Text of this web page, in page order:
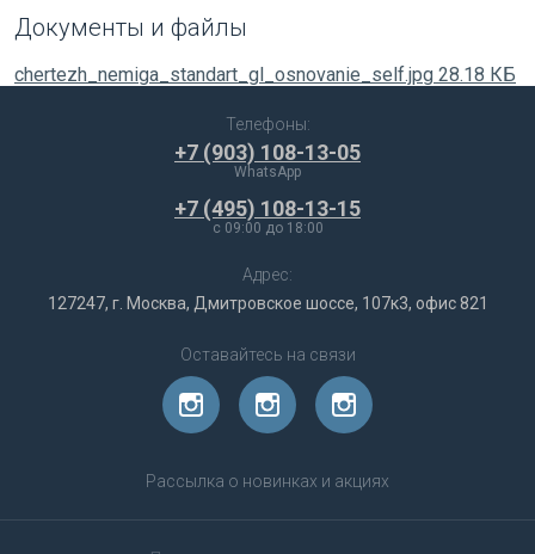
Документы и файлы
chertezh_nemiga_standart_gl_osnovanie_self.jpg 28.18 КБ
Телефоны:
+7 (903) 108-13-05
WhatsApp
+7 (495) 108-13-15
c 09:00 до 18:00
Адрес:
127247, г. Москва, Дмитровское шоссе, 107к3, офис 821
Оставайтесь на связи
Рассылка о новинках и акциях